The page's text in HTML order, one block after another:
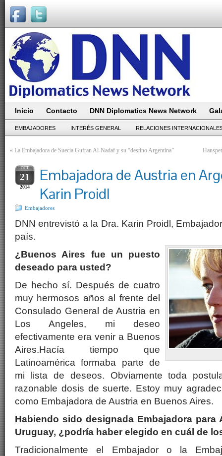
Inicio Contacto DNN Diplomatics News Network
EMBAJADORES INTERÉS GENERAL RELACIONES
« La Embajadora de Suecia Gufran Al-Nadaf y su “destino Argentina”
OCT
21
2014
Embajadora de Austria en
Karin Proidl
Embajadores
DNN entrevistó a la Dra. Karin Proidl,
país.
¿Buenos Aires fue un puesto
deseado para usted?
De hecho sí. Después de cuatro
muy hermosos años al frente del
Consulado General de Austria en
Los Angeles, mi deseo
efectivamente era venir a Buenos
Aires.Hacía tiempo que
Latinoamérica formaba parte de
mi lista de deseos. Obviamente toda
razonable dosis de suerte. Estoy muy
como Embajadora de Austria en Buenos Aires.
Habiendo sido designada Embajadora para
Uruguay, ¿podría haber elegido en cuál de
Tradicionalmente el Embajador o la